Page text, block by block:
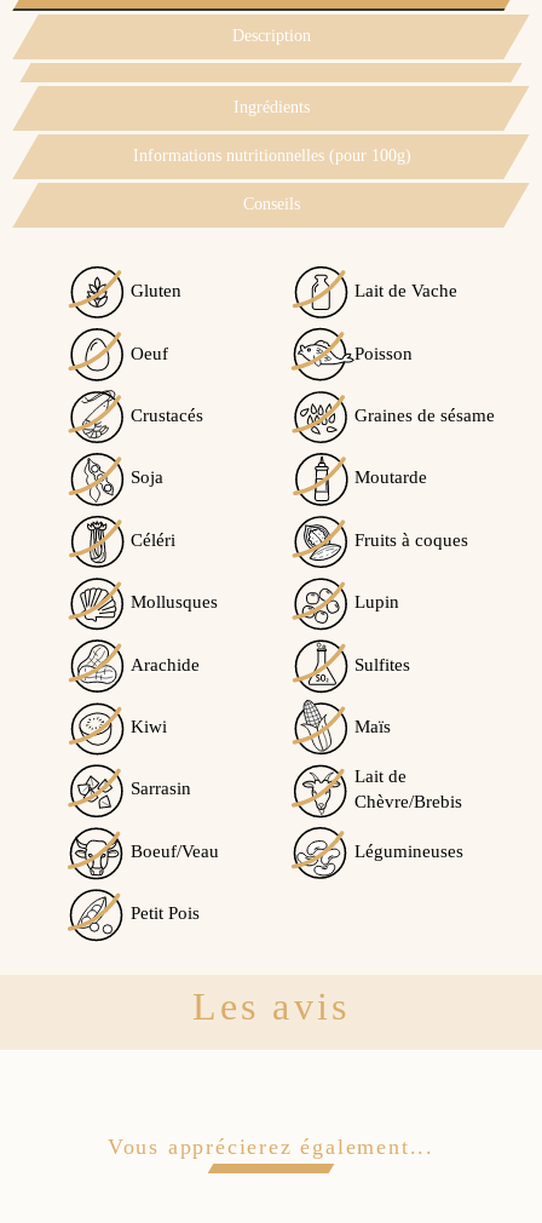
Description
Ingrédients
Informations nutritionnelles (pour 100g)
Conseils
Gluten Lait de Vache
Oeuf Poisson
Crustacés Graines de sésame
Soja Moutarde
Céléri Fruits à coques
Mollusques Lupin
Arachide Sulfites
Kiwi Maïs
Sarrasin
Lait de
Chèvre/Brebis
Boeuf/Veau Légumineuses
Petit Pois
Les avis
Vous apprécierez également...